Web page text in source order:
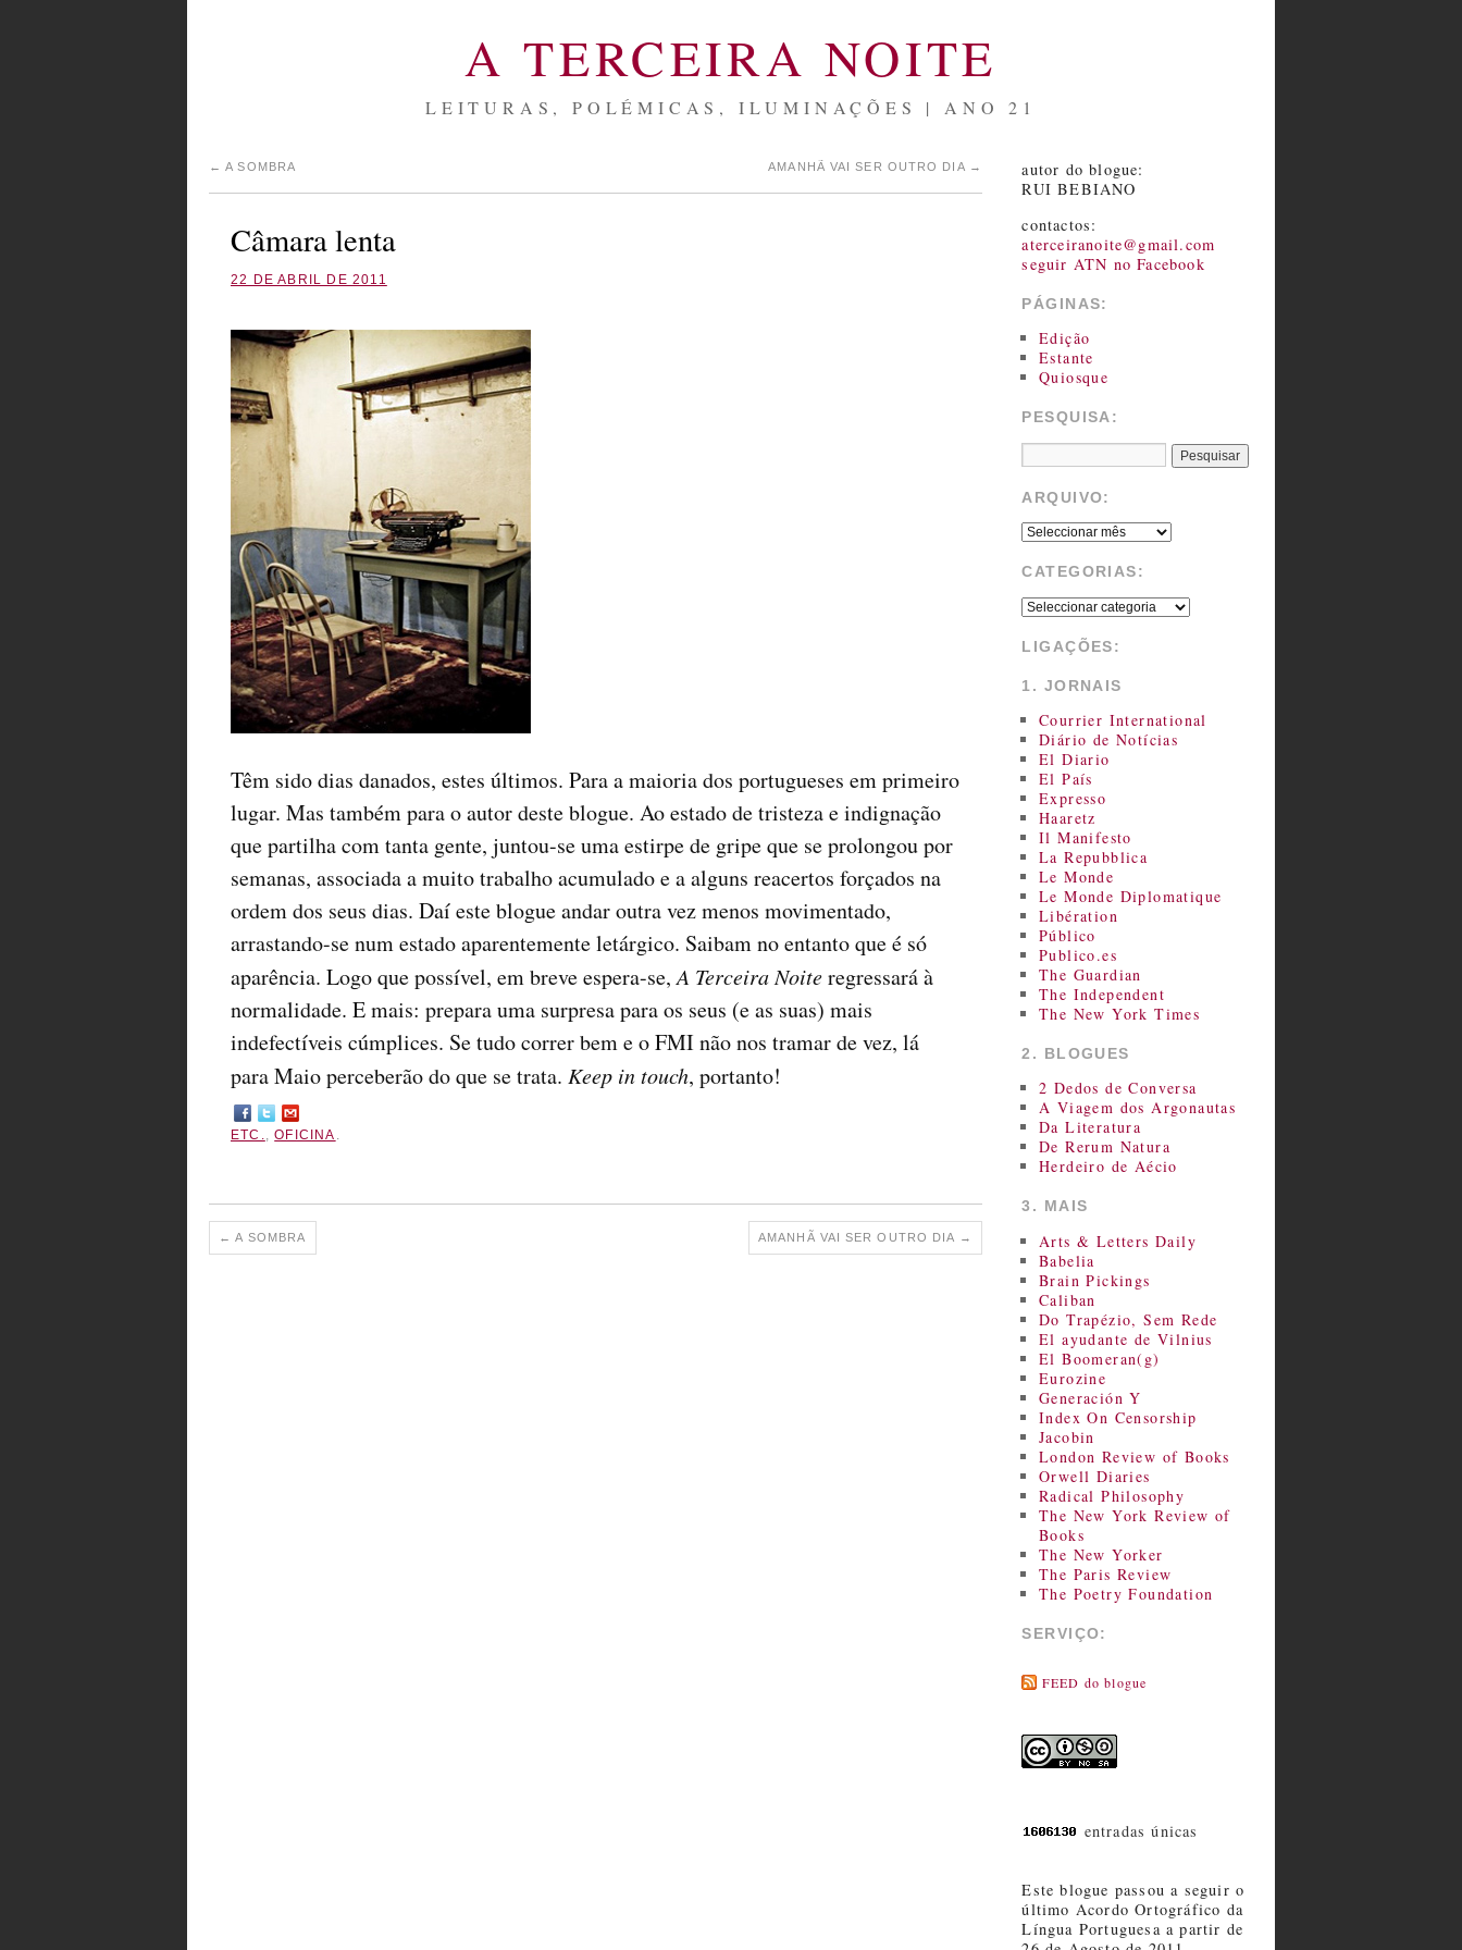
A TERCEIRA NOITE
LEITURAS, POLÉMICAS, ILUMINAÇÕES | ANO 21
← A SOMBRA AMANHÃ VAI SER OUTRO DIA →
Câmara lenta
22 DE ABRIL DE 2011
Têm sido dias danados, estes últimos. Para a maioria dos portugueses em primeiro
lugar. Mas também para o autor deste blogue. Ao estado de tristeza e indignação
que partilha com tanta gente, juntou-se uma estirpe de gripe que se prolongou por
semanas, associada a muito trabalho acumulado e a alguns reacertos forçados na
ordem dos seus dias. Daí este blogue andar outra vez menos movimentado,
arrastando-se num estado aparentemente letárgico. Saibam no entanto que é só
aparência. Logo que possível, em breve espera-se,A Terceira Noiteregressará à
normalidade. E mais: prepara uma surpresa para os seus (e as suas) mais
indefectíveis cúmplices. Se tudo correr bem e o FMI não nos tramar de vez, lá
para Maio perceberão do que se trata. Keep in touch, portanto!
ETC.,OFICINA .
← A SOMBRA AMANHÃ VAI SER OUTRO DIA →
autor do blogue:
RUI BEBIANO
contactos:
aterceiranoite@gmail.com
seguir ATN no Facebook
PÁGINAS:
Edição
Estante
Quiosque
PESQUISA:
ARQUIVO:
CATEGORIAS:
LIGAÇÕES:
1. JORNAIS
Courrier International
Diário de Notícias
El Diario
El País
Expresso
Haaretz
Il Manifesto
La Repubblica
Le Monde
Le Monde Diplomatique
Libération
Público
Publico.es
The Guardian
The Independent
The New York Times
2. BLOGUES
2 Dedos de Conversa
A Viagem dos Argonautas
Da Literatura
De Rerum Natura
Herdeiro de Aécio
3. MAIS
Arts & Letters Daily
Babelia
Brain Pickings
Caliban
Do Trapézio, Sem Rede
El ayudante de Vilnius
El Boomeran(g)
Eurozine
Generación Y
Index On Censorship
Jacobin
London Review of Books
Orwell Diaries
Radical Philosophy
The New York Review of
Books
The New Yorker
The Paris Review
The Poetry Foundation
SERVIÇO:
FEED do blogue
entradas únicas
Este blogue passou a seguir o
último Acordo Ortográfico da
Língua Portuguesa a partir de